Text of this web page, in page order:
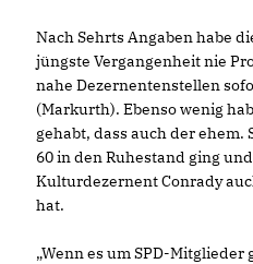
Nach Sehrts Angaben habe
jüngste Vergangenheit nie
nahe Dezernentenstellen
(Markurth). Ebenso wenig
gehabt, dass auch der
60 in den Ruhestand ging
Kulturdezernent Conrady
hat.
Wenn es um SPD-Mitglieder